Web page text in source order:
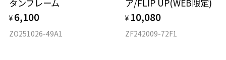
フロント素材：アセテート
タンフレーム
¥ 6,100
ZO251026-49A1
ア/FLIP UP(WEB限定)
¥ 10,080
ZF242009-72F1